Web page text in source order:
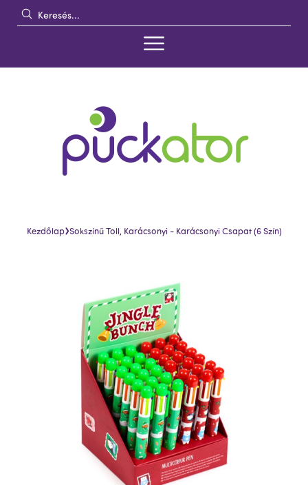
Kezdőlap›Sokszínű Toll, Karácsonyi - Karácsonyi Csapat (6 Szín)